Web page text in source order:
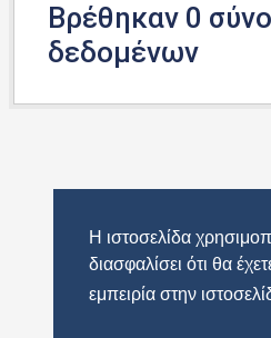
Η ιστοσελίδα
διασφαλίσει ότι θα
εμπειρία στην
Βρέθηκαν 0
δεδομένων